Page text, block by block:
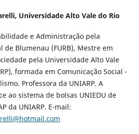
Universidade Alto Vale do Rio
e Administração pela
de Blumenau (FURB), Mestre em
pela Universidade Alto Vale
formada em Comunicação Social -
Professora da UNIARP. A
ao sistema de bolsas UNIEDU de
da UNIARP. E-mail: